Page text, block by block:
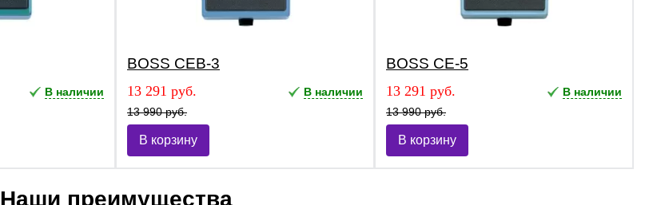
В наличии
BOSS CEB-3
13 291 руб.
13 990 руб.
В наличии
В корзину
BOSS CE-5
13 291 руб.
13 990 руб.
В наличии
В корзину
Наши преимущества